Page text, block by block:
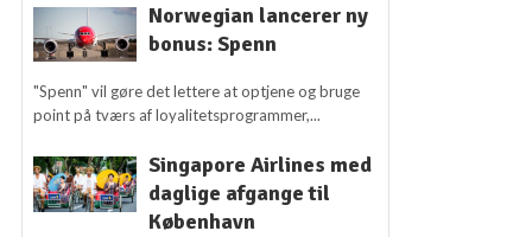
Norwegian lancerer ny
bonus: Spenn
"Spenn" vil gøre det lettere at optjene og bruge
point på tværs af loyalitetsprogrammer,...
Singapore Airlines med
daglige afgange til
København